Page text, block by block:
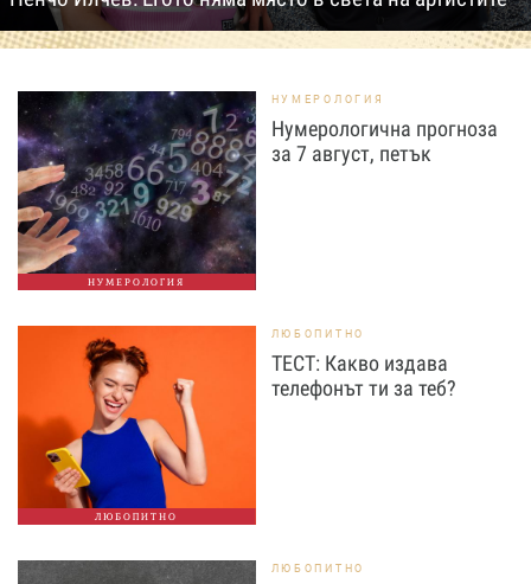
НУМЕРОЛОГИЯ
НУМЕРОЛОГИЯ
Нумерологична прогноза
за 7 август, петък
ЛЮБОПИТНО
ЛЮБОПИТНО
ТЕСТ: Какво издава
телефонът ти за теб?
ЛЮБОПИТНО